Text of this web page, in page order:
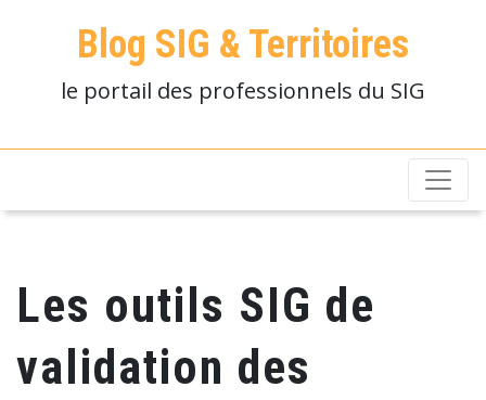
Blog SIG & Territoires
le portail des professionnels du SIG
Les outils SIG de
validation des